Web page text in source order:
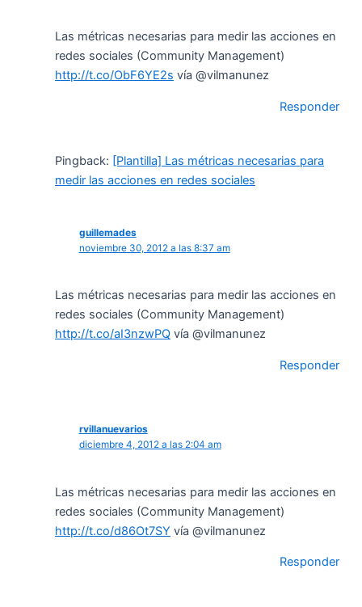
Las métricas necesarias para medir las acciones en
redes sociales (Community Management)
http://t.co/ObF6YE2s vía @vilmanunez
Responder
Pingback: [Plantilla] Las métricas necesarias para
medir las acciones en redes sociales
guillemades
noviembre 30, 2012 a las 8:37 am
Las métricas necesarias para medir las acciones en
redes sociales (Community Management)
http://t.co/aI3nzwPQ vía @vilmanunez
Responder
rvillanuevarios
diciembre 4, 2012 a las 2:04 am
Las métricas necesarias para medir las acciones en
redes sociales (Community Management)
http://t.co/d86Ot7SY vía @vilmanunez
Responder